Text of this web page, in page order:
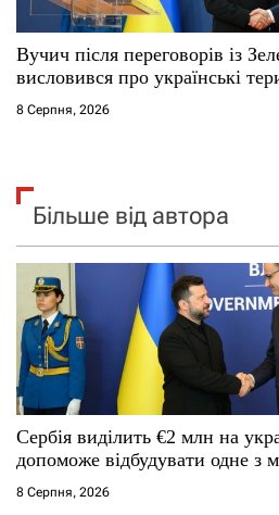
Вучич після переговорів із
висловився про українські
8 Серпня, 2026
Більше від автора
Сербія виділить €2 млн на
допоможе відбудувати одне з
8 Серпня, 2026